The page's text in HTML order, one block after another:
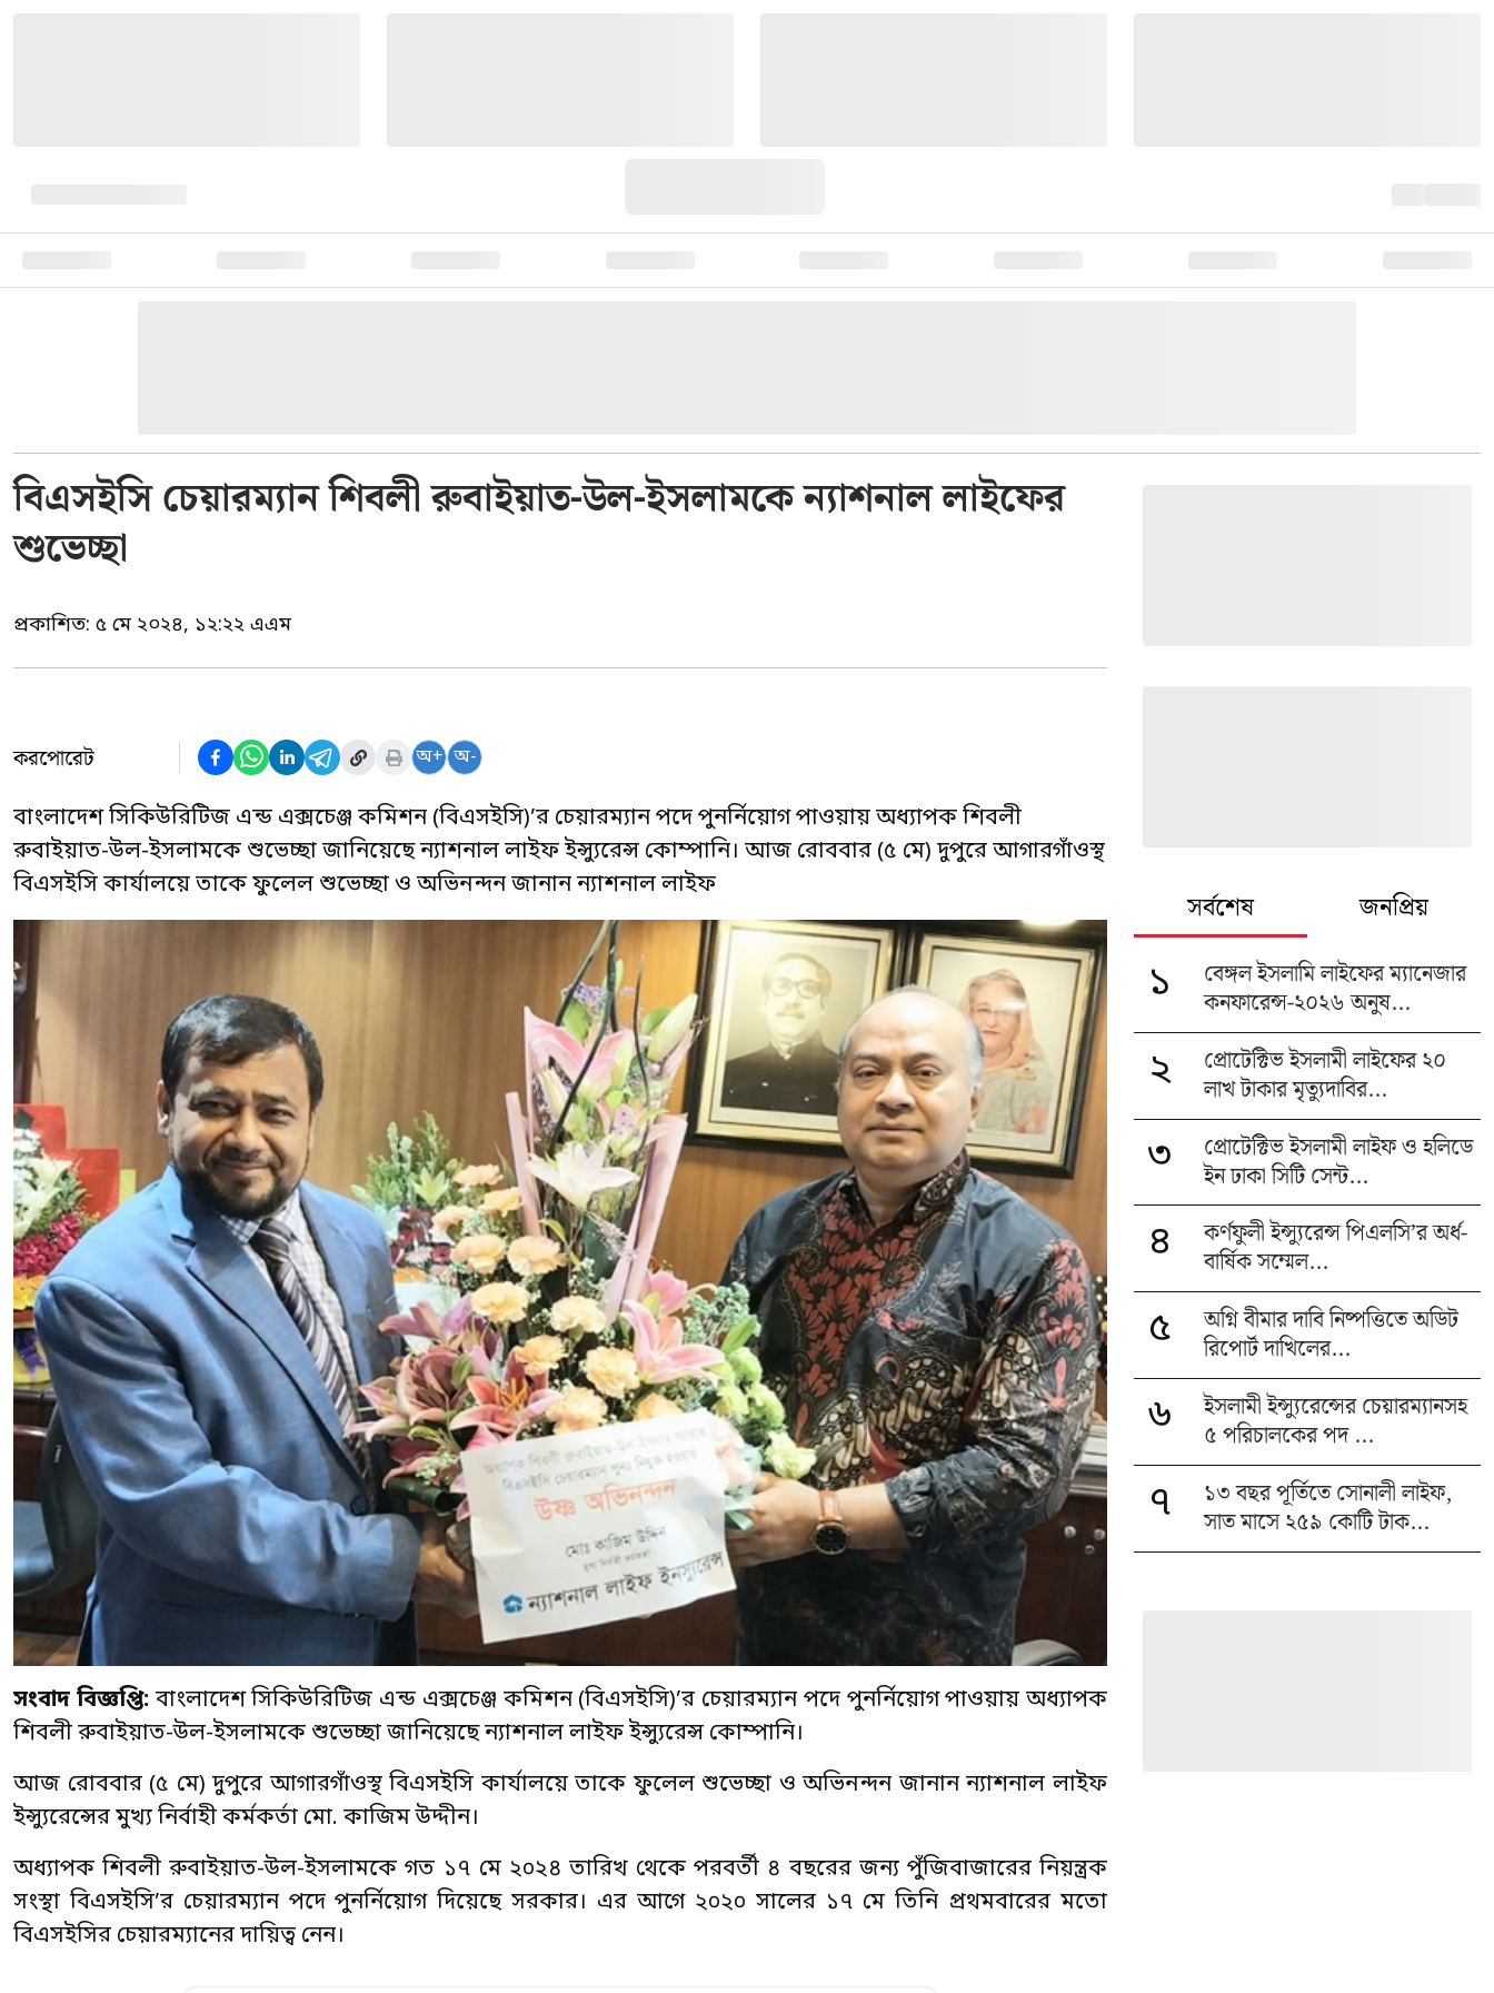
বিএসইসি চেয়ারম্যান শিবলী রুবাইয়াত-উল-ইসলামকে ন্যাশনাল লাইফের
শুভেচ্ছা
প্রকাশিত: ৫ মে ২০২৪, ১২:২২ এএম
করপোরেট অ+ অ-
বাংলাদেশ সিকিউরিটিজ এন্ড এক্সচেঞ্জ কমিশন (বিএসইসি)’র চেয়ারম্যান পদে পুনর্নিয়োগ পাওয়ায় অধ্যাপক শিবলী
রুবাইয়াত-উল-ইসলামকে শুভেচ্ছা জানিয়েছে ন্যাশনাল লাইফ ইন্স্যুরেন্স কোম্পানি। আজ রোববার (৫ মে) দুপুরে আগারগাঁওস্থ
বিএসইসি কার্যালয়ে তাকে ফুলেল শুভেচ্ছা ও অভিনন্দন জানান ন্যাশনাল লাইফ
সংবাদ বিজ্ঞপ্তি:বাংলাদেশ সিকিউরিটিজ এন্ড এক্সচেঞ্জ কমিশন (বিএসইসি)’র চেয়ারম্যান পদে পুনর্নিয়োগ পাওয়ায় অধ্যাপক
শিবলী রুবাইয়াত-উল-ইসলামকে শুভেচ্ছা জানিয়েছে ন্যাশনাল লাইফ ইন্স্যুরেন্স কোম্পানি।
আজ রোববার (৫ মে) দুপুরে আগারগাঁওস্থ বিএসইসি কার্যালয়ে তাকে ফুলেল শুভেচ্ছা ও অভিনন্দন জানান ন্যাশনাল লাইফ
ইন্স্যুরেন্সের মুখ্য নির্বাহী কর্মকর্তা মো. কাজিম উদ্দীন।
অধ্যাপক শিবলী রুবাইয়াত-উল-ইসলামকে গত ১৭ মে ২০২৪ তারিখ থেকে পরবর্তী ৪ বছরের জন্য পুঁজিবাজারের নিয়ন্ত্রক
সংস্থা বিএসইসি’র চেয়ারম্যান পদে পুনর্নিয়োগ দিয়েছে সরকার। এর আগে ২০২০ সালের ১৭ মে তিনি প্রথমবারের মতো
বিএসইসির চেয়ারম্যানের দায়িত্ব নেন।
সর্বশেষ জনপ্রিয়
১
বেঙ্গল ইসলামি লাইফের ম্যানেজার
কনফারেন্স-২০২৬ অনুষ...
২
প্রোটেক্টিভ ইসলামী লাইফের ২০
লাখ টাকার মৃত্যুদাবির...
৩
প্রোটেক্টিভ ইসলামী লাইফ ও হলিডে
ইন ঢাকা সিটি সেন্ট...
৪
কর্ণফুলী ইন্স্যুরেন্স পিএলসি’র অর্ধ-
বার্ষিক সম্মেল...
৫
অগ্নি বীমার দাবি নিষ্পত্তিতে অডিট
রিপোর্ট দাখিলের...
৬
ইসলামী ইন্স্যুরেন্সের চেয়ারম্যানসহ
৫ পরিচালকের পদ ...
৭
১৩ বছর পূর্তিতে সোনালী লাইফ,
সাত মাসে ২৫৯ কোটি টাক...